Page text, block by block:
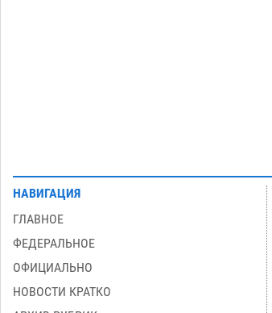
НАВИГАЦИЯ
ГЛАВНОЕ
ФЕДЕРАЛЬНОЕ
ОФИЦИАЛЬНО
НОВОСТИ КРАТКО